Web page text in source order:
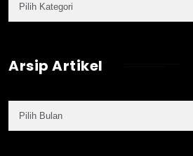
Arsip Artikel